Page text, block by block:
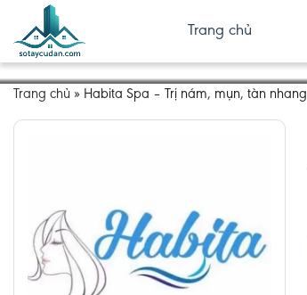
Trang chủ
Trang chủ » Habita Spa – Trị nám, mụn, tàn nhang